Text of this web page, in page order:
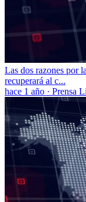
Las dos razones por
recuperará al c...
hace 1 año · Prensa